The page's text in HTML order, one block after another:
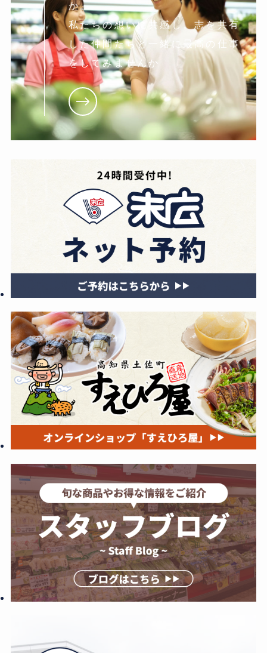
か。
私たちの想いに共感し。志を共有
した仲間たちと一緒に最高の仕事
をしてみませんか